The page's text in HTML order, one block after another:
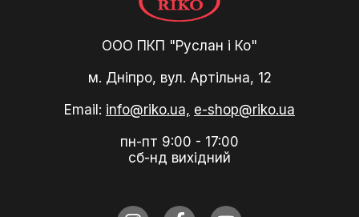
ООО ПКП "Руслан і Ко"
м. Дніпро, вул. Артільна, 12
Email: info@riko.ua, e-shop@riko.ua
пн-пт 9:00 - 17:00
сб-нд вихідний